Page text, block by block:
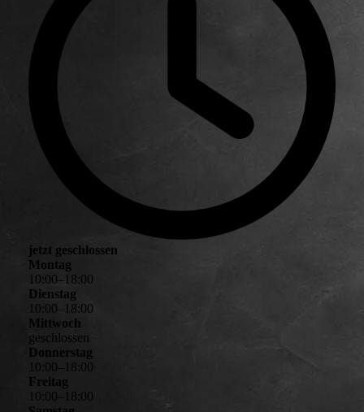
jetzt geschlossen
Montag
10:00– 18:00
Dienstag
10:00– 18:00
Mittwoch
geschlossen
Donnerstag
10:00 18:00
Freitag
10:00 18:00